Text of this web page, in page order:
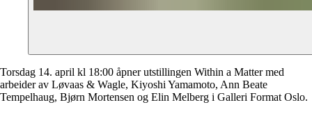
Torsdag 14. april kl 18:00 åpner utstillingen Within a Matter med
arbeider av Løvaas & Wagle, Kiyoshi Yamamoto, Ann Beate
Tempelhaug, Bjørn Mortensen og Elin Melberg i Galleri Format Oslo.